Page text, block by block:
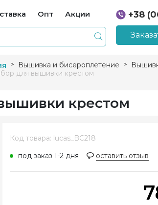
Опт Акции
+38
+38
Вышивка и бисероплетение
для вышивки крестом
крестом
Код товара: lucas_BC218
под заказ 1-2 дня
оставить отзыв